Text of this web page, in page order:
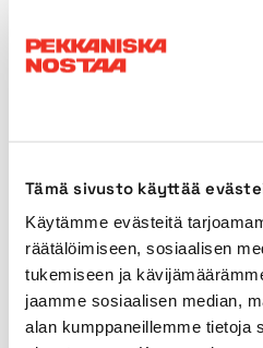
Tämä sivusto käyttää
Käytämme evästeitä
räätälöimiseen, sosiaalisen
tukemiseen ja
jaamme sosiaalisen median,
alan kumppaneillemme tietoja
Liebherr
4.2
Liebherr
LTM 1090-
4.1
90t